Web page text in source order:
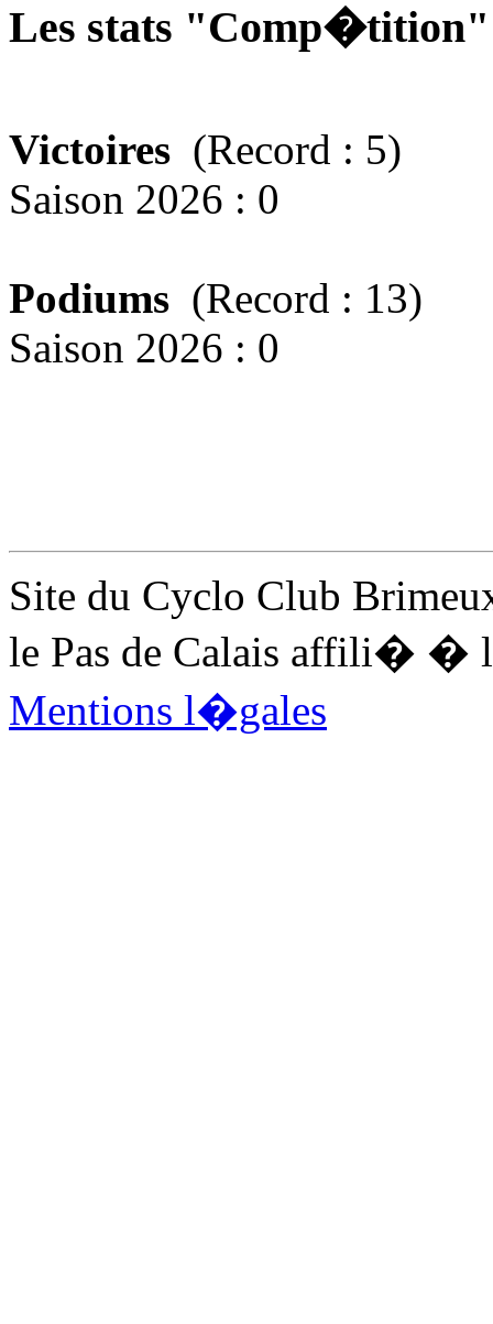
Les stats
Victoires (Record : 5)
Saison 2026 : 0
Podiums (Record : 13)
Saison 2026 : 0
Site du Cyclo Club
le Pas de Calais affili� �
Mentions l�gales